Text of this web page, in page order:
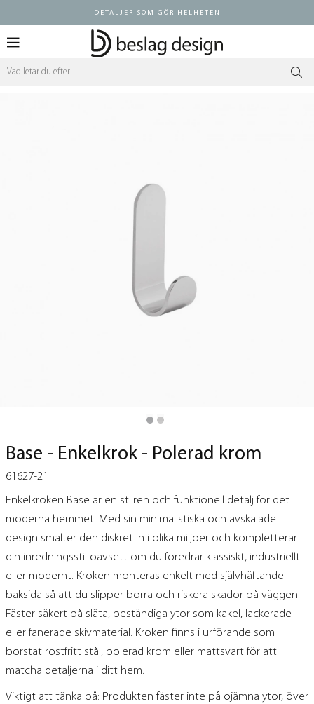
DETALJER SOM GÖR HELHETEN
Base - Enkelkrok - Polerad krom
61627-21
Enkelkroken Base är en stilren och funktionell detalj för det
moderna hemmet. Med sin minimalistiska och avskalade
design smälter den diskret in i olika miljöer och kompletterar
din inredningsstil oavsett om du föredrar klassiskt, industriellt
eller modernt. Kroken monteras enkelt med självhäftande
baksida så att du slipper borra och riskera skador på väggen.
Fäster säkert på släta, beständiga ytor som kakel, lackerade
eller fanerade skivmaterial. Kroken finns i urförande som
borstat rostfritt stål, polerad krom eller mattsvart för att
matcha detaljerna i ditt hem.
Viktigt att tänka på: Produkten fäster inte på ojämna ytor, över